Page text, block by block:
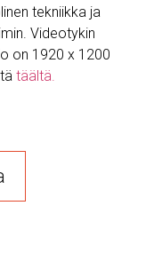
tekniikka ja
Videotykin
on 1920 x 1200
täältä.